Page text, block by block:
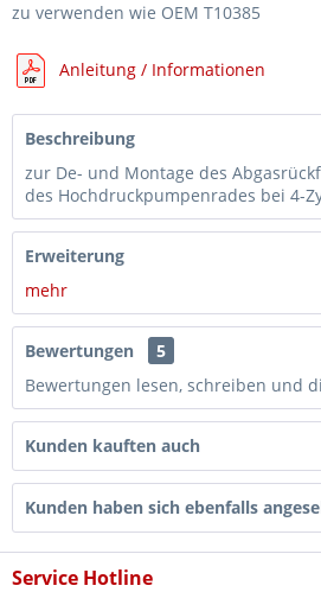
zu verwenden wie OEM T10385
Anleitung / Informationen
Beschreibung
zur De- und Montage des
des Hochdruckpumpenrades bei 4-
Erweiterung
mehr
Bewertungen
5
Bewertungen lesen, schreiben und
Kunden kauften auch
Kunden haben sich ebenfalls
Service Hotline